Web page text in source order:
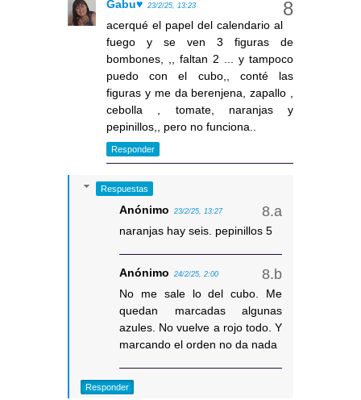
Gabu♥ 23/2/25, 13:23
acerqué el papel del calendario al
fuego y se ven 3 figuras de
bombones, ,, faltan 2 ... y tampoco
puedo con el cubo,, conté las
figuras y me da berenjena, zapallo ,
cebolla , tomate, naranjas y
pepinillos,, pero no funciona..
Responder
Respuestas
Anónimo 23/2/25, 13:27
naranjas hay seis. pepinillos 5
Anónimo 24/2/25, 2:00
No me sale lo del cubo. Me
quedan marcadas algunas
azules. No vuelve a rojo todo. Y
marcando el orden no da nada
Responder